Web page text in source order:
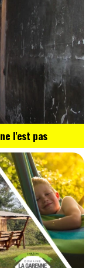
l'est pas